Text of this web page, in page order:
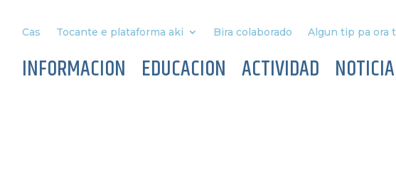
Cas Tocante e plataforma aki Bira colaborado Algun tip pa ora
INFORMACION EDUCACION ACTIVIDAD NOTICIA